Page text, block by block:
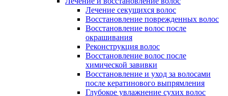
Лечение секущихся волос
Восстановление поврежденных волос
Восстановление волос после
окрашивания
Реконструкция волос
Восстановление волос после
химической завивки
Восстановление и уход за волосами
после кератинового выпрямления
Глубокое увлажнение сухих волос